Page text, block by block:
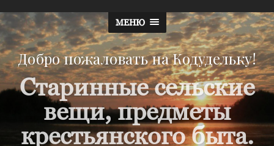
МЕНЮ
Добро пожаловать на Кодудельку!
Старинные сельские
вещи, предметы
крестьянского быта.